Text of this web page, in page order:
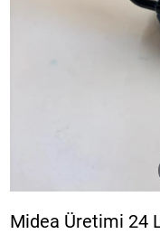
Midea Üretimi 24